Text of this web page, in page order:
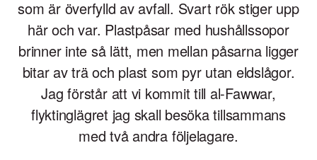
som är överfylld av avfall. Svart rök stiger upp
här och var. Plastpåsar med hushållssopor
brinner inte så lätt, men mellan påsarna ligger
bitar av trä och plast som pyr utan eldslågor.
Jag förstår att vi kommit till al-Fawwar,
flyktinglägret jag skall besöka tillsammans
med två andra följelagare.